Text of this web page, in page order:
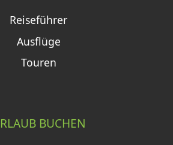
Reiseführer
Ausflüge
Touren
BUCHEN